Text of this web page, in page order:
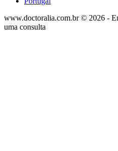
www.doctoralia.com.br © 2026 -
uma consulta